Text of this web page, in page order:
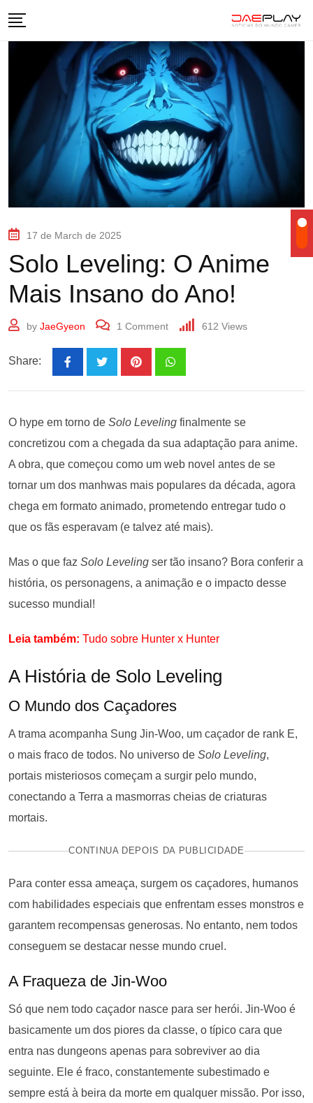
17 de March de 2025
Solo Leveling: O Anime
Mais Insano do Ano!
by JaeGyeon 1 Comment 612 Views
Share:
O hype em torno de Solo Leveling finalmente se
concretizou com a chegada da sua adaptação para anime.
A obra, que começou como um web novel antes de se
tornar um dos manhwas mais populares da década, agora
chega em formato animado, prometendo entregar tudo o
que os fãs esperavam (e talvez até mais).
Mas o que faz Solo Leveling ser tão insano? Bora conferir a
história, os personagens, a animação e o impacto desse
sucesso mundial!
Leia também: Tudo sobre Hunter x Hunter
A História de Solo Leveling
O Mundo dos Caçadores
A trama acompanha Sung Jin-Woo, um caçador de rank E,
o mais fraco de todos. No universo de Solo Leveling,
portais misteriosos começam a surgir pelo mundo,
conectando a Terra a masmorras cheias de criaturas
mortais.
CONTINUA DEPOIS DA PUBLICIDADE
Para conter essa ameaça, surgem os caçadores, humanos
com habilidades especiais que enfrentam esses monstros e
garantem recompensas generosas. No entanto, nem todos
conseguem se destacar nesse mundo cruel.
A Fraqueza de Jin-Woo
Só que nem todo caçador nasce para ser herói. Jin-Woo é
basicamente um dos piores da classe, o típico cara que
entra nas dungeons apenas para sobreviver ao dia
seguinte. Ele é fraco, constantemente subestimado e
sempre está à beira da morte em qualquer missão. Por isso,